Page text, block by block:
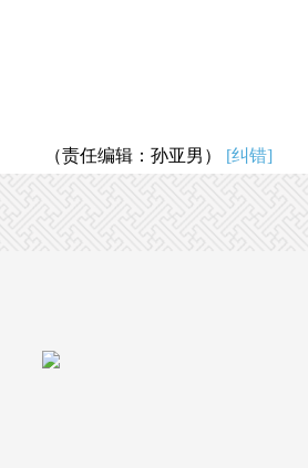
（责任编辑：孙亚男） [纠错]